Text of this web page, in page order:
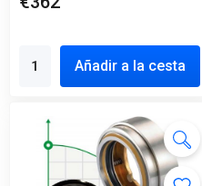
Añadir a la cesta